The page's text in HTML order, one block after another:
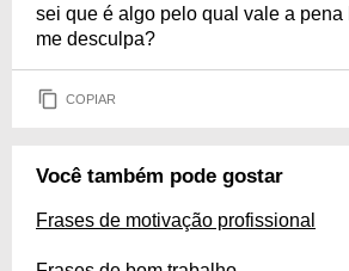
sei que é algo pelo qual vale a
me desculpa?
COPIAR
Você também pode gostar
Frases de motivação profissional